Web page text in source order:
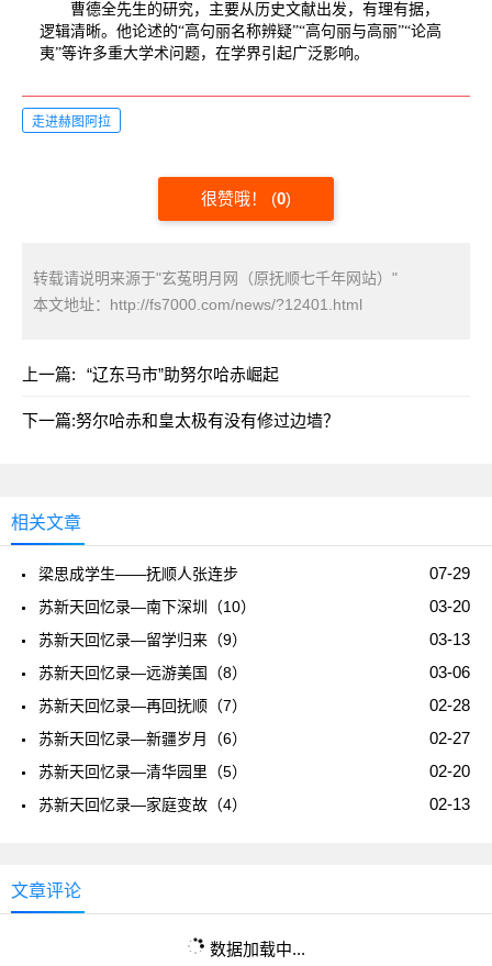
曹德全先生的研究，主要从历史文献出发，有理有据，
逻辑清晰。他论述的“高句丽名称辨疑”“高句丽与高丽”“论高
夷”等许多重大学术问题，在学界引起广泛影响。
走进赫图阿拉
很赞哦！ (0)
转载请说明来源于"玄菟明月网（原抚顺七千年网站）"
本文地址： http://fs7000.com/news/?12401.html
上一篇: “辽东马市”助努尔哈赤崛起
下一篇:努尔哈赤和皇太极有没有修过边墙？
相关文章
07-29
梁思成学生——抚顺人张连步
03-20
苏新天回忆录—南下深圳（10）
03-13
苏新天回忆录—留学归来（9）
03-06
苏新天回忆录—远游美国（8）
02-28
苏新天回忆录—再回抚顺（7）
02-27
苏新天回忆录—新疆岁月（6）
02-20
苏新天回忆录—清华园里（5）
02-13
苏新天回忆录—家庭变故（4）
文章评论
数据加载中...